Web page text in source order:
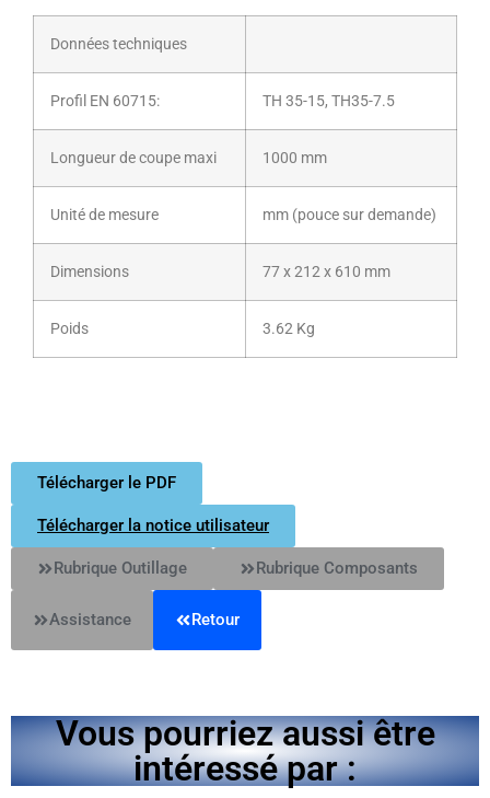
Données techniques
Profil EN 60715: TH 35-15, TH35-7.5
Longueur de coupe maxi 1000 mm
Unité de mesure mm (pouce sur demande)
Dimensions 77 x 212 x 610 mm
Poids 3.62 Kg
Télécharger le PDF
Télécharger la notice utilisateur
Rubrique Outillage Rubrique Composants
Assistance Retour
Vous pourriez aussi être
intéressé par :